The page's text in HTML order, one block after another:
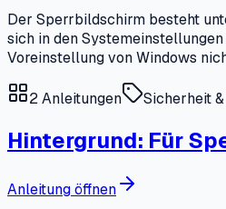
Der Sperrbildschirm besteht
sich in den
Voreinstellung von Windows
2Anleitungen Sicherheit
Hintergrund: Für
Anleitung öffnen